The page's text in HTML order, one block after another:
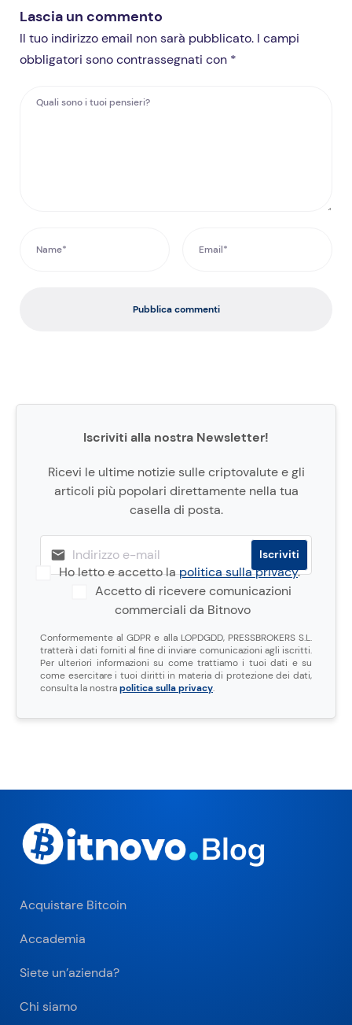
Lascia un commento
Il tuo indirizzo email non sarà pubblicato. I campi
obbligatori sono contrassegnati con *
Pubblica commenti
Iscriviti alla nostra Newsletter!
Ricevi le ultime notizie sulle criptovalute e gli
articoli più popolari direttamente nella tua
casella di posta.
Ho letto e accetto lapolitica sulla privacy.
Accetto di ricevere comunicazioni
commerciali da Bitnovo
Conformemente al GDPR e alla LOPDGDD, PRESSBROKERS S.L.
tratterà i dati forniti al fine di inviare comunicazioni agli iscritti.
Per ulteriori informazioni su come trattiamo i tuoi dati e su
come esercitare i tuoi diritti in materia di protezione dei dati,
consulta la nostrapolitica sulla privacy.
Acquistare Bitcoin
Accademia
Siete un’azienda?
Chi siamo